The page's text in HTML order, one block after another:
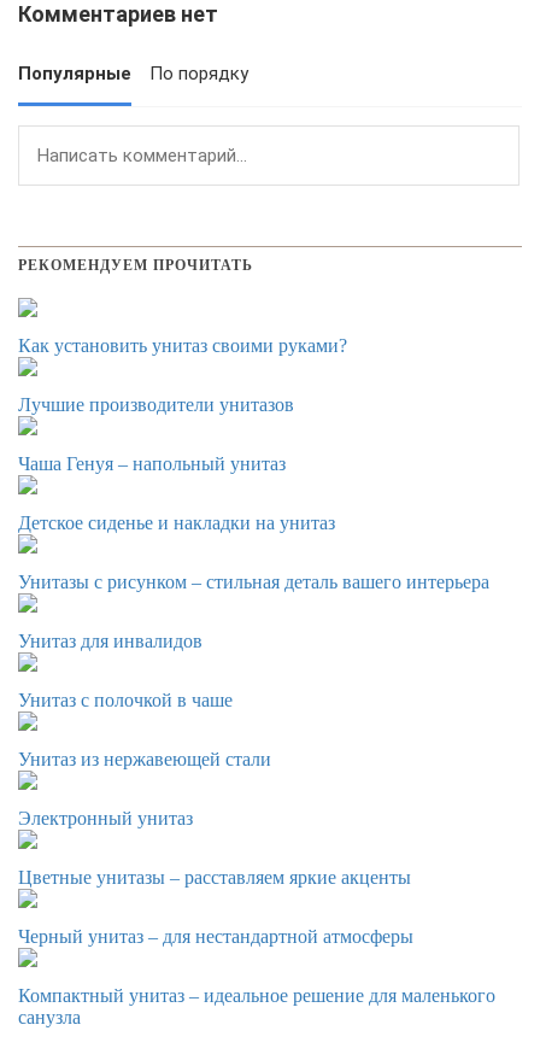
Комментариев нет
Популярные По порядку
РЕКОМЕНДУЕМ ПРОЧИТАТЬ
Как установить унитаз своими руками?
Лучшие производители унитазов
Чаша Генуя – напольный унитаз
Детское сиденье и накладки на унитаз
Унитазы с рисунком – стильная деталь вашего интерьера
Унитаз для инвалидов
Унитаз с полочкой в чаше
Унитаз из нержавеющей стали
Электронный унитаз
Цветные унитазы – расставляем яркие акценты
Черный унитаз – для нестандартной атмосферы
Компактный унитаз – идеальное решение для маленького
санузла